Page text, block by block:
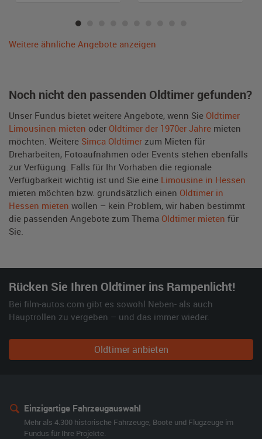
Weitere ähnliche Angebote anzeigen
Noch nicht den passenden Oldtimer gefunden?
Unser Fundus bietet weitere Angebote, wenn Sie Oldtimer
Limousinen mieten oder Oldtimer der 1970er Jahre mieten
möchten. Weitere Simca Oldtimer zum Mieten für
Dreharbeiten, Fotoaufnahmen oder Events stehen ebenfalls
zur Verfügung. Falls für Ihr Vorhaben die regionale
Verfügbarkeit wichtig ist und Sie eine Limousine in Hessen
mieten möchten bzw. grundsätzlich einen Oldtimer in
Hessen mieten wollen – kein Problem, wir haben bestimmt
die passenden Angebote zum Thema Oldtimer mieten für
Sie.
Rücken Sie Ihren Oldtimer ins Rampenlicht!
Bei film-autos.com gibt es sowohl Neben- als auch
Hauptrollen zu vergeben – und das immer wieder.
Oldtimer anbieten
Einzigartige Fahrzeugauswahl
Mehr als 4.300 historische Fahrzeuge, Boote und Flugzeuge im
Fundus für Ihre Projekte.